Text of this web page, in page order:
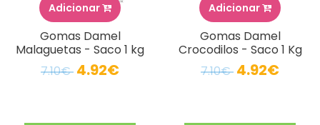
Adicionar
Gomas Damel
Malaguetas - Saco 1 kg
7.10€ 4.92€
Adicionar
Gomas Damel
Crocodilos - Saco 1 Kg
7.10€ 4.92€